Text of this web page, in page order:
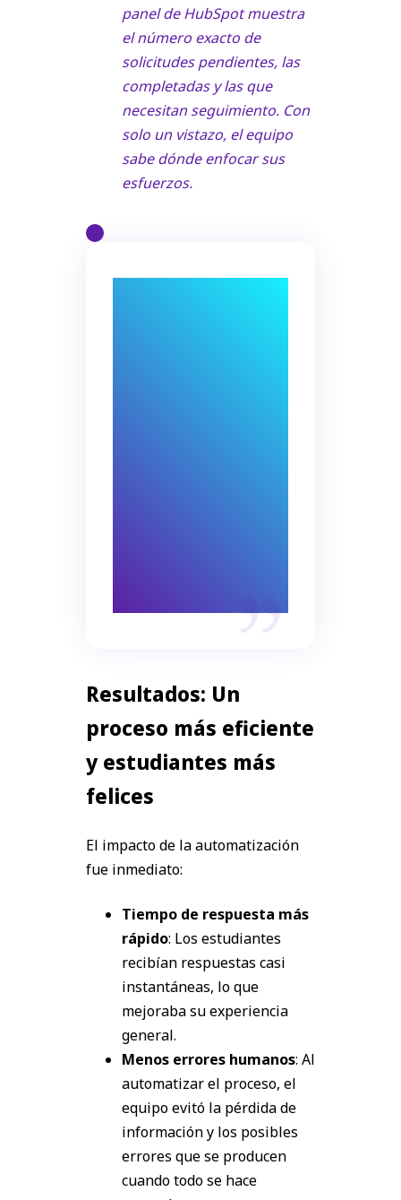
panel de HubSpot muestra
el número exacto de
solicitudes pendientes, las
completadas y las que
necesitan seguimiento. Con
solo un vistazo, el equipo
sabe dónde enfocar sus
esfuerzos.
Resultados: Un
proceso más eficiente
y estudiantes más
felices
El impacto de la automatización
fue inmediato:
Tiempo de respuesta más
rápido: Los estudiantes
recibían respuestas casi
instantáneas, lo que
mejoraba su experiencia
general.
Menos errores humanos: Al
automatizar el proceso, el
equipo evitó la pérdida de
información y los posibles
errores que se producen
cuando todo se hace